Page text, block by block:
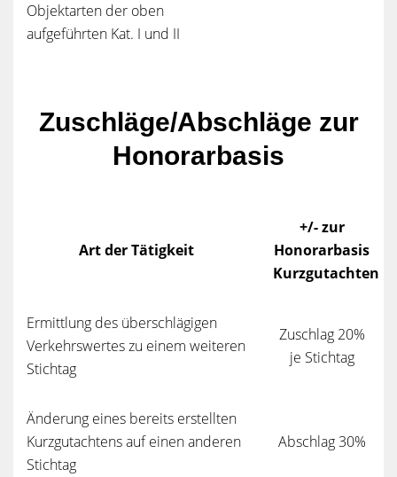
Objektarten der oben
aufgeführten Kat. I und II
Zuschläge/Abschläge zur
Honorarbasis
Art der Tätigkeit
+/- zur
Honorarbasis
Kurzgutachten
Ermittlung des überschlägigen
Verkehrswertes zu einem weiteren
Stichtag
Zuschlag 20%
je Stichtag
Änderung eines bereits erstellten
Kurzgutachtens auf einen anderen
Stichtag
Abschlag 30%